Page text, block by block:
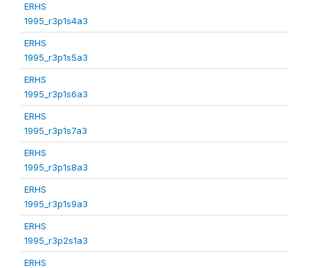
ERHS
1995_r3p1s4a3
ERHS
1995_r3p1s5a3
ERHS
1995_r3p1s6a3
ERHS
1995_r3p1s7a3
ERHS
1995_r3p1s8a3
ERHS
1995_r3p1s9a3
ERHS
1995_r3p2s1a3
ERHS